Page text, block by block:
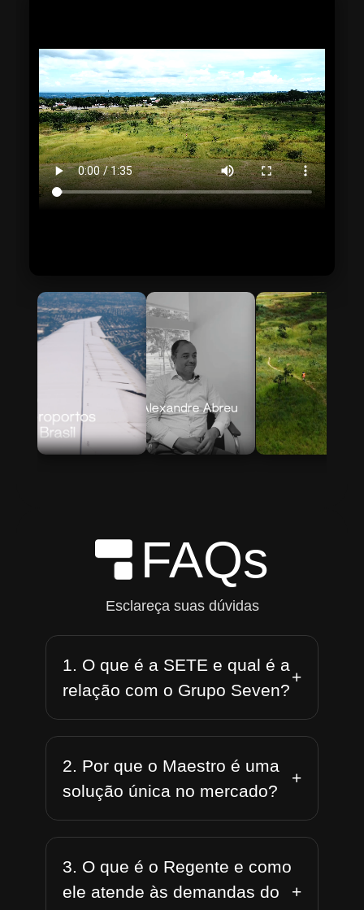
FAQs
Esclareça suas dúvidas
1. O que é a SETE e qual é a
relação com o Grupo Seven?
+
2. Por que o Maestro é uma
solução única no mercado?
+
3. O que é o Regente e como
ele atende às demandas do
+